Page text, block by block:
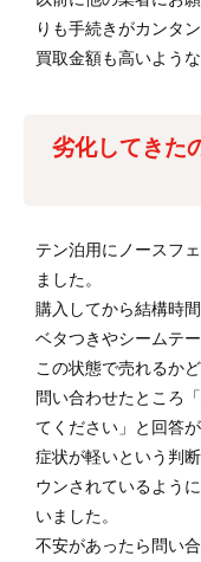
りも手続きがカンタ
買取金額も高いよう
劣化してきた
テン泊用にノースフ
ました。
購入してから結構時
ベタつきやシームテ
この状態で売れるか
問い合わせたところ
てください」と回答
症状が軽いという判
ウンされているよう
いました。
不安があったら問い